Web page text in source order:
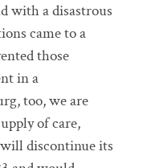
with a disastrous
came to a
those
in a
too, we are
of care,
discontinue its